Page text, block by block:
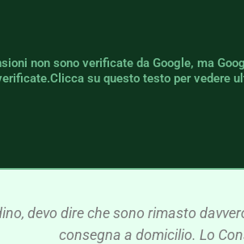
non sono verificate da Google, ma
su questo testo per vedere
devo dire che sono rimasto
consegna a domicilio. Lo